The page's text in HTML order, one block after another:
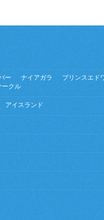
ー ナイアガラ プリンスエド
ークル
アイスランド